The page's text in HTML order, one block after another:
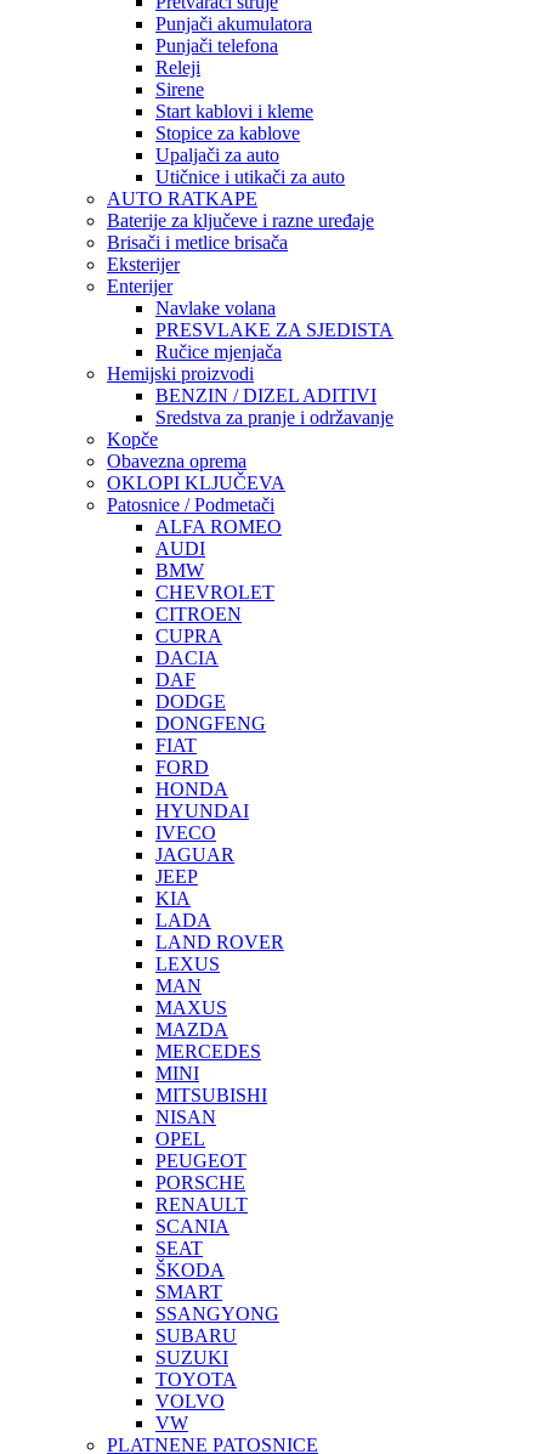
Punjači akumulatora
Punjači telefona
Releji
Sirene
Start kablovi i kleme
Stopice za kablove
Upaljači za auto
Utičnice i utikači za auto
AUTO RATKAPE
Baterije za ključeve i razne uređaje
Brisači i metlice brisača
Eksterijer
Enterijer
Navlake volana
PRESVLAKE ZA SJEDISTA
Ručice mjenjača
Hemijski proizvodi
BENZIN / DIZEL ADITIVI
Sredstva za pranje i održavanje
Kopče
Obavezna oprema
OKLOPI KLJUČEVA
Patosnice / Podmetači
ALFA ROMEO
AUDI
BMW
CHEVROLET
CITROEN
CUPRA
DACIA
DAF
DODGE
DONGFENG
FIAT
FORD
HONDA
HYUNDAI
IVECO
JAGUAR
JEEP
KIA
LADA
LAND ROVER
LEXUS
MAN
MAXUS
MAZDA
MERCEDES
MINI
MITSUBISHI
NISAN
OPEL
PEUGEOT
PORSCHE
RENAULT
SCANIA
SEAT
ŠKODA
SMART
SSANGYONG
SUBARU
SUZUKI
TOYOTA
VOLVO
VW
PLATNENE PATOSNICE